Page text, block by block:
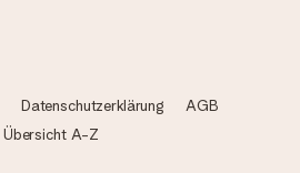
Datenschutzerklärung
AGB
Übersicht A-Z